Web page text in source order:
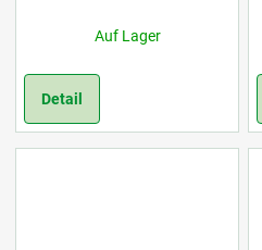
Auf Lager
Detail